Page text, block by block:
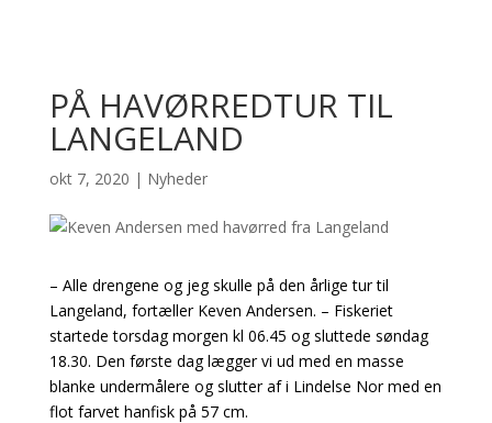
PÅ HAVØRREDTUR TIL
LANGELAND
okt 7, 2020 | Nyheder
– Alle drengene og jeg skulle på den årlige tur til
Langeland, fortæller Keven Andersen. – Fiskeriet
startede torsdag morgen kl 06.45 og sluttede søndag
18.30. Den første dag lægger vi ud med en masse
blanke undermålere og slutter af i Lindelse Nor med en
flot farvet hanfisk på 57 cm.